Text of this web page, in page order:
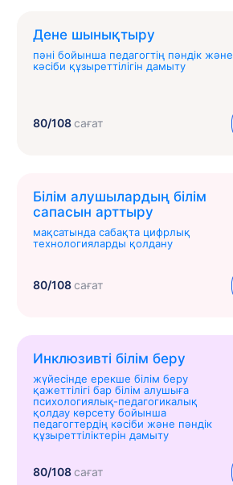
Дене шынықтыру
пәні бойынша педагогтің пәндік және
кәсіби құзыреттілігін дамыту
80/108сағат
Білім алушылардың білім
сапасын арттыру
мақсатында сабақта цифрлық
технологияларды қолдану
80/108сағат
Инклюзивті білім беру
жүйесінде ерекше білім беру
қажеттілігі бар білім алушыға
психологиялық-педагогикалық
қолдау көрсету бойынша
педагогтердің кәсіби және пәндік
құзыреттіліктерін дамыту
80/108сағат